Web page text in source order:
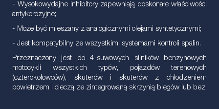
- Wysokowydajne inhibitory zapewniają doskonałe właściwości
antykorozyjne;
- Może być mieszany z analogicznymi olejami syntetycznymi;
- Jest kompatybilny ze wszystkimi systemami kontroli spalin.
Przeznaczony jest do 4-suwowych silników benzynowych
motocykli wszystkich typów, pojazdów terenowych
(czterokołowców), skuterów i skuterów z chłodzeniem
powietrzem i cieczą ze zintegrowaną skrzynią biegów lub bez.